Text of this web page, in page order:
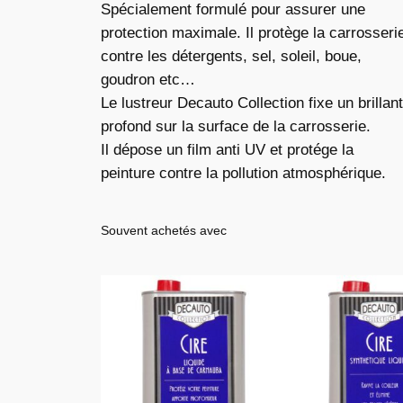
Spécialement formulé pour assurer une
protection maximale. Il protège la
contre les détergents, sel, soleil, boue,
goudron etc…
Le lustreur Decauto Collection fixe un brillant
profond sur la surface de la carrosserie.
Il dépose un film anti UV et protége la
peinture contre la pollution atmosphérique.
Souvent achetés avec